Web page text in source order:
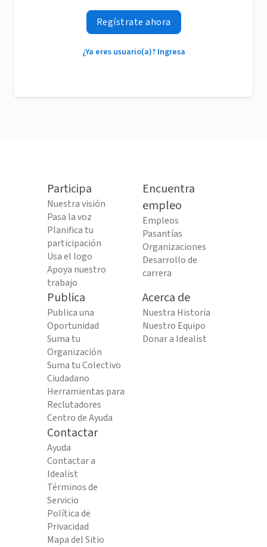
Regístrate ahora
¿Ya eres usuario(a)? Ingresa
Participa
Nuestra visión
Pasa la voz
Planifica tu
participación
Usa el logo
Apoya nuestro
trabajo
Encuentra
empleo
Empleos
Pasantías
Organizaciones
Desarrollo de
carrera
Publica
Publica una
Oportunidad
Suma tu
Organización
Suma tu Colectivo
Ciudadano
Herramientas para
Reclutadores
Centro de Ayuda
Acerca de
Nuestra Historia
Nuestro Equipo
Donar a Idealist
Contactar
Ayuda
Contactar a
Idealist
Términos de
Servicio
Política de
Privacidad
Mapa del Sitio